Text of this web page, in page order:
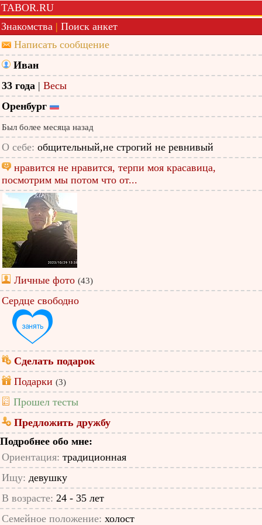
TABOR.RU
Знакомства | Поиск анкет
Написать сообщение
Иван
33 года | Весы
Оренбург
Был более месяца назад
О себе: общительный,не строгий не ревнивый
нравится не нравится, терпи моя красавица,
посмотрим мы потом что от...
Личные фото (43)
Сердце свободно
Сделать подарок
Подарки (3)
Прошел тесты
Предложить дружбу
Подробнее обо мне:
Ориентация: традиционная
Ищу: девушку
В возрасте: 24 - 35 лет
Семейное положение: холост